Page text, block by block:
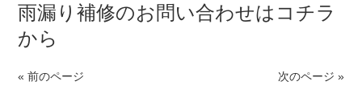
雨漏り補修のお問い合わせはコチラ
から
« 前のページ 次のページ »